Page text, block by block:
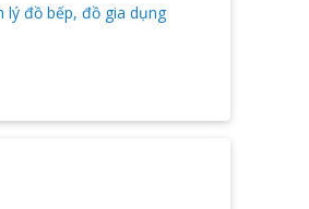
lý đồ bếp, đồ gia dụng